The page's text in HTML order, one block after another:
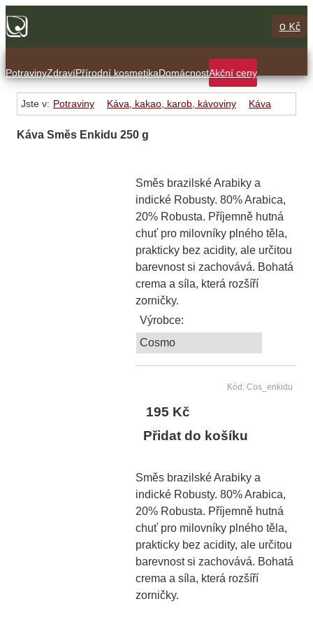
0 Kč
PotravinyZdravíPřírodní kosmetikaDomácnostAkční ceny
Jste v: Potraviny Káva, kakao, karob, kávoviny Káva
Káva Směs Enkidu 250 g
Směs brazilské Arabiky a
indické Robusty. 80% Arabica,
20% Robusta. Příjemně hutná
chuť pro milovníky plného těla,
prakticky bez acidity, ale určitou
barevnost si zachovává. Bohatá
crema a síla, která rozšíří
zorničky.
Výrobce:
Cosmo
Kód: Cos_enkidu
195 Kč
Přidat do košíku
Směs brazilské Arabiky a
indické Robusty. 80% Arabica,
20% Robusta. Příjemně hutná
chuť pro milovníky plného těla,
prakticky bez acidity, ale určitou
barevnost si zachovává. Bohatá
crema a síla, která rozšíří
zorničky.